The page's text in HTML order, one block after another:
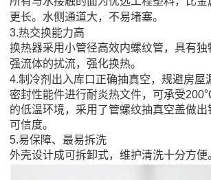
更长。水侧通道大，不易堵塞。
3.热交换能力高
换热器采用小管径高效内螺纹管，具有
强流体的扰流，强化换热。
4.制冷剂出入库口正确抽真空，规避房屋
密封性能件进行耐炎热文件，可承受
的低温环境，采用了管螺纹抽真空盖做
可信度。
5.易保障、最易拆洗
外壳设计成可拆卸式，维护清洗十分方便